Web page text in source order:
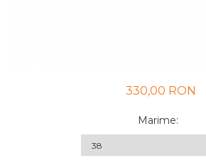
330,00 RON
Marime: